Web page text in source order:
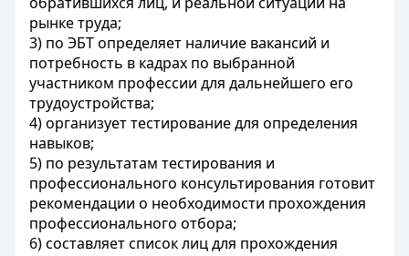
рынке труда;
3) по ЭБТ определяет наличие вакансий и
потребность в кадрах по выбранной
участником профессии для дальнейшего его
трудоустройства;
4) организует тестирование для определения
навыков;
5) по результатам тестирования и
профессионального консультирования готовит
рекомендации о необходимости прохождения
профессионального отбора;
6) составляет список лиц для прохождения